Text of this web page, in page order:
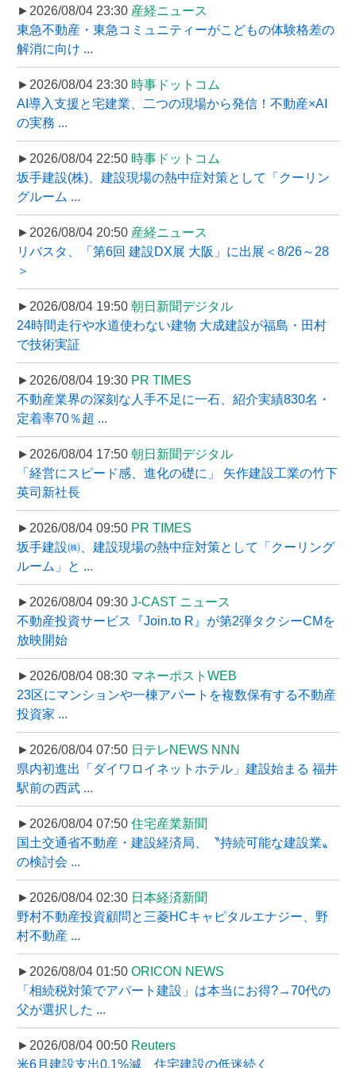
►2026/08/04 23:30 産経ニュース
東急不動産・東急コミュニティーがこどもの体験格差の
解消に向け ...
►2026/08/04 23:30 時事ドットコム
AI導入支援と宅建業、二つの現場から発信！不動産×AI
の実務 ...
►2026/08/04 22:50 時事ドットコム
坂手建設(株)、建設現場の熱中症対策として「クーリン
グルーム ...
►2026/08/04 20:50 産経ニュース
リバスタ、「第6回 建設DX展 大阪」に出展＜8/26～28
＞
►2026/08/04 19:50 朝日新聞デジタル
24時間走行や水道使わない建物 大成建設が福島・田村
で技術実証
►2026/08/04 19:30 PR TIMES
不動産業界の深刻な人手不足に一石、紹介実績830名・
定着率70％超 ...
►2026/08/04 17:50 朝日新聞デジタル
「経営にスピード感、進化の礎に」 矢作建設工業の竹下
英司新社長
►2026/08/04 09:50 PR TIMES
坂手建設㈱、建設現場の熱中症対策として「クーリング
ルーム」と ...
►2026/08/04 09:30 J-CAST ニュース
不動産投資サービス『Join.to R』が第2弾タクシーCMを
放映開始
►2026/08/04 08:30 マネーポストWEB
23区にマンションや一棟アパートを複数保有する不動産
投資家 ...
►2026/08/04 07:50 日テレNEWS NNN
県内初進出「ダイワロイネットホテル」建設始まる 福井
駅前の西武 ...
►2026/08/04 07:50 住宅産業新聞
国土交通省不動産・建設経済局、〝持続可能な建設業〟
の検討会 ...
►2026/08/04 02:30 日本経済新聞
野村不動産投資顧問と三菱HCキャピタルエナジー、野
村不動産 ...
►2026/08/04 01:50 ORICON NEWS
「相続税対策でアパート建設」は本当にお得?→70代の
父が選択した ...
►2026/08/04 00:50 Reuters
米6月建設支出0.1%減、住宅建設の低迷続く